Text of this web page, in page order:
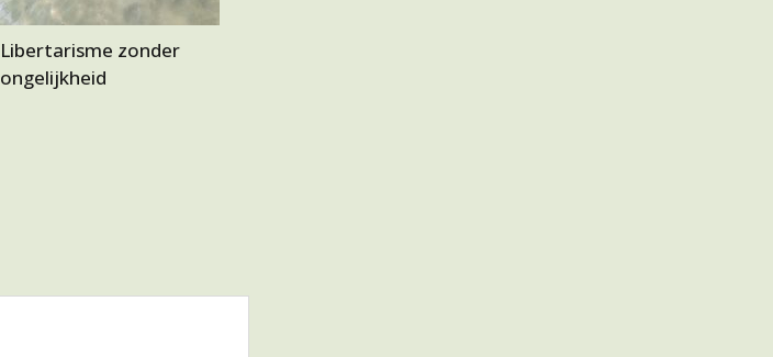
Libertarisme zonder
ongelijkheid